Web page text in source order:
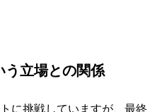
う立場との関係
に挑戦していますが、最終